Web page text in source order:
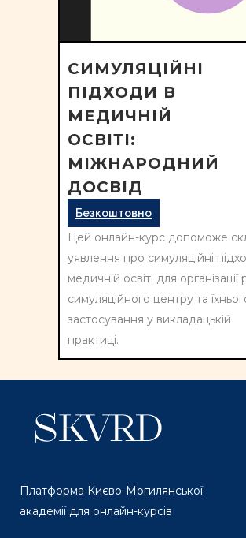
СИМУЛЯЦІЙНІ
ПІДХОДИ В
МЕДИЧНІЙ
ОСВІТІ:
МІЖНАРОДНИЙ
ДОСВІД
Безкоштовно
Цей онлайн-курс допоможе
уявлення про симуляційні
медичній освіті для
симуляційного центру та
застосування у викладацькій
практиці.
Платформа Києво-Могилянської
академії для онлайн-курсів